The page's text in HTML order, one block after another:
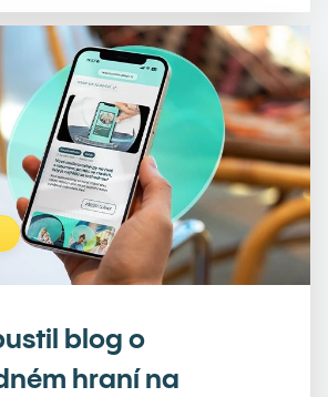
blog o
hraní na